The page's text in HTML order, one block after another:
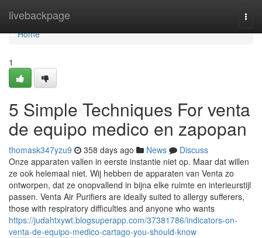
livebackpage
Home
Home
1
5 Simple Techniques For venta
de equipo medico en zapopan
thomask347yzu9 358 days ago News
Discuss
Onze apparaten vallen in eerste instantie niet op. Maar dat willen
ze ook helemaal niet. Wij hebben de apparaten van Venta zo
ontworpen, dat ze onopvallend in bijna elke ruimte en interieurstijl
passen. Venta Air Purifiers are ideally suited to allergy sufferers,
those with respiratory difficulties and anyone who wants
https://judahtxywt.blogsuperapp.com/37381786/indicators-on-
venta-de-equipo-medico-cartago-you-should-know